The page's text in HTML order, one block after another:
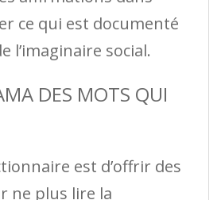
ce qui est documenté
l’imaginaire social.
DES MOTS QUI
est d’offrir des
ne plus lire la